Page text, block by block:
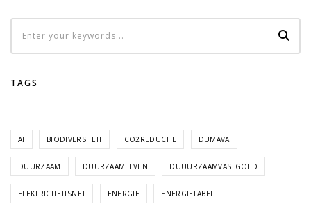
TAGS
AI BIODIVERSITEIT CO2REDUCTIE DUMAVA
DUURZAAM DUURZAAMLEVEN DUUURZAAMVASTGOED
ELEKTRICITEITSNET ENERGIE ENERGIELABEL